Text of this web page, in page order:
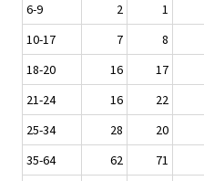
6-9
2 1
10-17
7 8
18-20
16 17
21-24
16 22
25-34
28 20
35-64
62 71